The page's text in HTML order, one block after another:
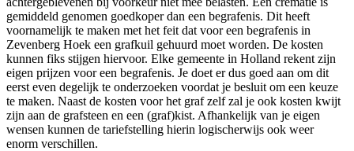
gemiddeld genomen goedkoper dan een begrafenis. Dit heeft
voornamelijk te maken met het feit dat voor een begrafenis in
Zevenberg Hoek een grafkuil gehuurd moet worden. De kosten
kunnen fiks stijgen hiervoor. Elke gemeente in Holland rekent zijn
eigen prijzen voor een begrafenis. Je doet er dus goed aan om dit
eerst even degelijk te onderzoeken voordat je besluit om een keuze
te maken. Naast de kosten voor het graf zelf zal je ook kosten kwijt
zijn aan de grafsteen en een (graf)kist. Afhankelijk van je eigen
wensen kunnen de tariefstelling hierin logischerwijs ook weer
enorm verschillen.